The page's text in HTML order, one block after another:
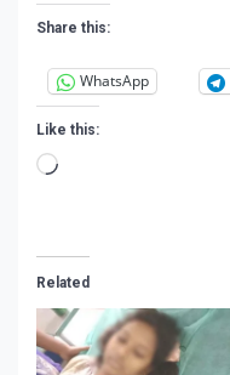
Share this:
WhatsApp
Like this:
Loading…
Related